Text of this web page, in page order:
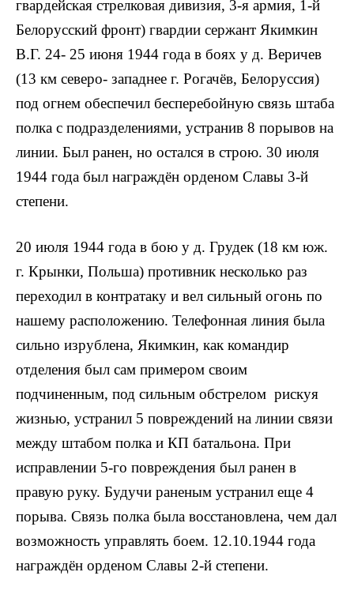
гвардейская стрелковая дивизия, 3-я армия, 1-й
Белорусский фронт) гвардии сержант Якимкин
В.Г. 24- 25 июня 1944 года в боях у д. Веричев
(13 км северо- западнее г. Рогачёв, Белоруссия)
под огнем обеспечил беспере­бойную связь штаба
полка с подразделениями, устранив 8 порывов на
линии. Был ранен, но остался в строю. 30 июля
1944 года был награждён орденом Славы 3-й
степени.
20 июля 1944 года в бою у д. Грудек (18 км юж.
г. Крынки, Польша) противник несколько раз
переходил в контратаку и вел сильный огонь по
нашему расположению. Телефонная линия была
сильно изрублена, Якимкин, как командир
отделения был сам примером своим
подчиненным, под сильным обстрелом рискуя
жизнью, устранил 5 повреждений на линии связи
между штабом полка и КП батальона. При
исправлении 5-го повреждения был ранен в
правую руку. Будучи раненым устранил еще 4
порыва. Связь полка была восстановлена, чем дал
возможность управлять боем. 12.10.1944 года
награждён орденом Славы 2-й степени.